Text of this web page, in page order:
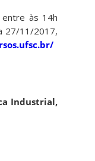
às 14h
27/11/2017,
Industrial,